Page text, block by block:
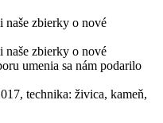
naše zbierky o nové
naše zbierky o nové
umenia sa nám podarilo
technika: živica, kameň,